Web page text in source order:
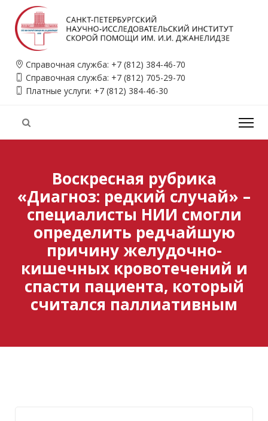
Справочная служба: +7 (812) 384-46-70
Справочная служба: +7 (812) 705-29-70
Платные услуги: +7 (812) 384-46-30
Воскресная рубрика
«Диагноз: редкий случай» –
специалисты НИИ смогли
определить редчайшую
причину желудочно-
кишечных кровотечений и
спасти пациента, который
считался паллиативным